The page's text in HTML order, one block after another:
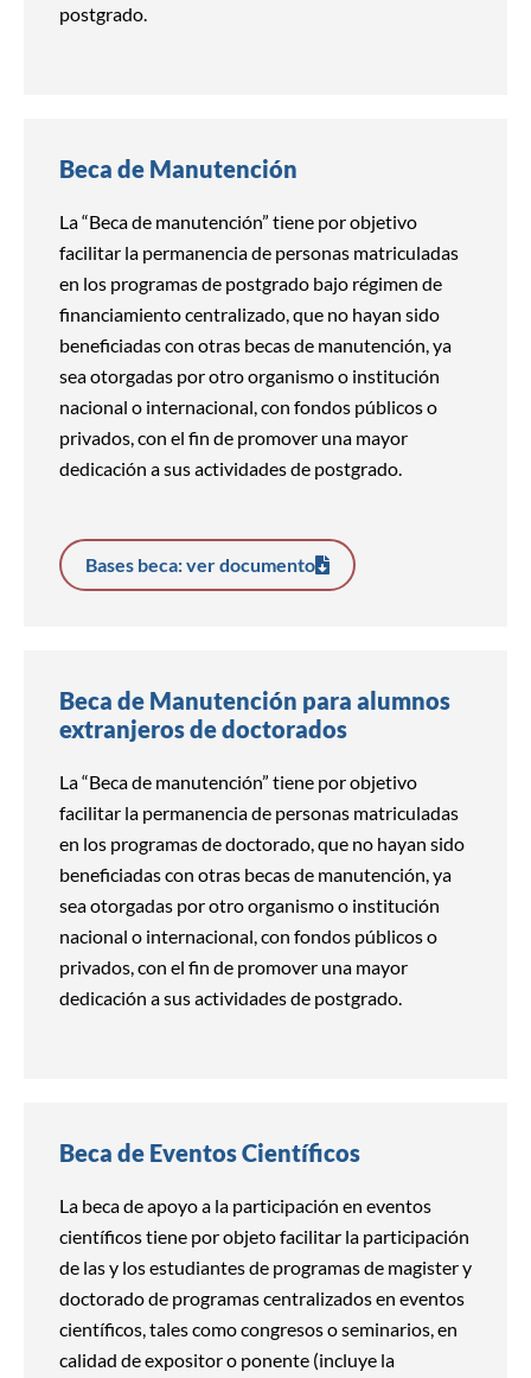
postgrado.
Beca de Manutención
La “Beca de manutención” tiene por objetivo
facilitar la permanencia de personas matriculadas
en los programas de postgrado bajo régimen de
financiamiento centralizado, que no hayan sido
beneficiadas con otras becas de manutención, ya
sea otorgadas por otro organismo o institución
nacional o internacional, con fondos públicos o
privados, con el fin de promover una mayor
dedicación a sus actividades de postgrado.
Bases beca: ver documento
Beca de Manutención para alumnos
extranjeros de doctorados
La “Beca de manutención” tiene por objetivo
facilitar la permanencia de personas matriculadas
en los programas de doctorado, que no hayan sido
beneficiadas con otras becas de manutención, ya
sea otorgadas por otro organismo o institución
nacional o internacional, con fondos públicos o
privados, con el fin de promover una mayor
dedicación a sus actividades de postgrado.
Beca de Eventos Científicos
La beca de apoyo a la participación en eventos
científicos tiene por objeto facilitar la participación
de las y los estudiantes de programas de magister y
doctorado de programas centralizados en eventos
científicos, tales como congresos o seminarios, en
calidad de expositor o ponente (incluye la